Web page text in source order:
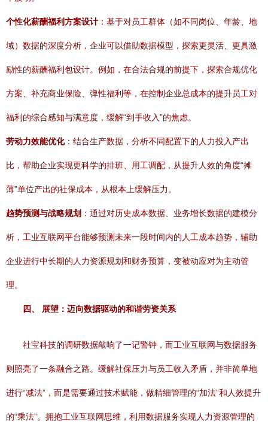
个性化薪酬福利方案设计 ：基于对员工群体（如不同岗位、年龄、地
域）数据的深度分析，企业可以借助数据模型，探索更灵活、更具激
励性的薪酬福利包设计。例如，在合法合规的前提下，探索合规优化
方案、补充商业保险、弹性福利等，在控制企业总成本的提升员工对
福利的综合感知与满意度，缓解“到手收入”的焦虑。
劳动力效能优化：结合生产数据，分析不同配置下的人力投入产出
比，帮助企业实现更科学的排班、用工调配，从提升人效的角度“摊
薄”单位产出的社保成本，从根本上缓解压力。
趋势预测与战略规划 ：通过对历史成本数据、业务增长数据的建模分
析，工业互联网平台能够预测未来一段时间内的人工成本趋势，辅助
企业进行中长期的人力资源规划和财务预算，变被动应对为主动管
理。
四、 展望：迈向数据驱动的和谐劳资关系
社宝科技的调研数据敲响了一记警钟，而工业互联网与数据服务
则照亮了一条融合之路。缓解社保压力与员工收入矛盾，并非简单地
进行“减法”，而是需要通过技术赋能，做精细管理的“加法”和人效提升
的“乘法”。拥抱工业互联网思维，利用数据服务实现人力资源管理的